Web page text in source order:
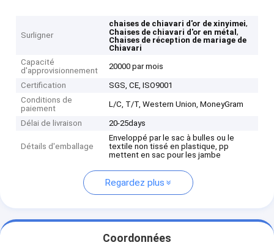
Surligner
chaises de chiavari d'or de xinyimei,
Chaises de chiavari d'or en métal,
Chaises de réception de mariage de
Chiavari
Capacité
d'approvisionnement
20000 par mois
Certification
SGS, CE, ISO9001
Conditions de
paiement
L/C, T/T, Western Union, MoneyGram
Délai de livraison 20-25days
Détails d'emballage
Enveloppé par le sac à bulles ou le
textile non tissé en plastique, pp
mettent en sac pour les jambe
Regardez plus
Coordonnées